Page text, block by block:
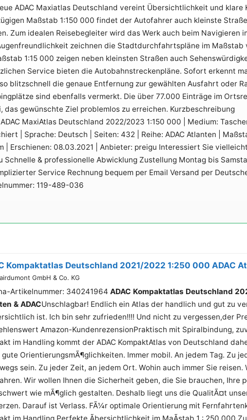
ADAC Maxiatlas Deutschland vereint Übersichtlichkeit und
Maßstab 1:150 000 findet der Autofahrer auch kleinste
Zum idealen Reisebegleiter wird das Werk auch beim Navigieren
zeichnen die Stadtdurchfahrtspläne im Maßstab
1:15 000 zeigen neben kleinsten Straßen auch
Service bieten die Autobahnstreckenpläne. Sofort erkennt
blitzschnell die genaue Entfernung zur gewählten Ausfahrt oder
sind ebenfalls vermerkt. Die über 77.000 Einträge im
das gewünschte Ziel problemlos zu erreichen. Kurzbeschreibung
MaxiAtlas Deutschland 2022/2023 1:150 000 | Medium:
| Sprache: Deutsch | Seiten: 432 | Reihe: ADAC Atlanten |
| Erschienen: 08.03.2021 | Anbieter: preigu Interessiert Sie
Schnelle & professionelle Abwicklung Zustellung Montag bis
Service Rechnung bequem per Email Versand per
119-489-036
Kompaktatlas Deutschland 2021/2022 1:250 000 ADAC
GmbH & Co. KG
Artikelnummer: 340241964 ADAC Kompaktatlas Deutschland
& ADACUnschlagbar! Endlich ein Atlas der handlich und gut zu
ist. Ich bin sehr zufrieden!!!! Und nicht zu vergessen,der
Amazon-KundenrezensionPraktisch mit Spiralbindung,
im Handling kommt der ADAC KompaktAtlas von Deutschland
gute OrientierungsmÃ¶glichkeiten. Immer mobil. An jedem Tag. Zu
sein. Zu jeder Zeit, an jedem Ort. Wohin auch immer Sie
Wir wollen Ihnen die Sicherheit geben, die Sie brauchen, Ihre
wie mÃ¶glich gestalten. Deshalb liegt uns die QualitÃ¤t
Darauf ist Verlass. FÃ¼r optimale Orientierung mit
im Handling Perfekte Ãbersichtlichkeit im MaÃstab 1 : 250 000